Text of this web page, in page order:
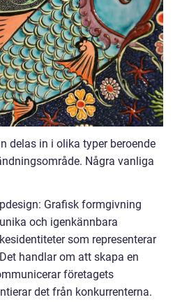
delas in i olika typer beroende
Några vanliga
Grafisk formgivning
och igenkännbara
som representerar
handlar om att skapa en
företagets
det från konkurrenterna.